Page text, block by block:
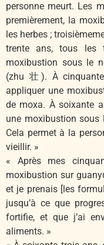
personne meurt. Les
premièrement, la
les herbes ;
trente ans, tous les
moxibustion sous le
(zhu 壮). À
appliquer une
de moxa. À soixante
une moxibustion sous
Cela permet à la
vieillir. »
« Après mes
moxibustion sur
et je prenais [les
jusqu’à ce que
fortifie, et que j’ai
aliments. »